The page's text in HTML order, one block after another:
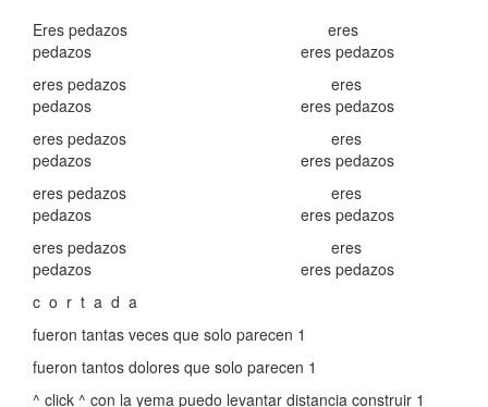
Eres pedazos eres
pedazos eres pedazos
eres pedazos eres
pedazos eres pedazos
eres pedazos eres
pedazos eres pedazos
eres pedazos eres
pedazos eres pedazos
eres pedazos eres
pedazos eres pedazos
c o r t a d a
fueron tantas veces que solo parecen 1
fueron tantos dolores que solo parecen 1
^ click ^ con la yema puedo levantar distancia construir 1